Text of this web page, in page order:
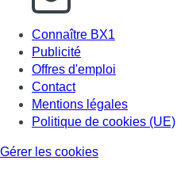
Connaître BX1
Publicité
Offres d'emploi
Contact
Mentions légales
Politique de cookies (UE)
Gérer les cookies